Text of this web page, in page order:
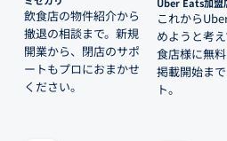
飲食店の物件紹介から
撤退の相談まで。新規
開業から、閉店のサポ
ートもプロにおまかせ
ください。
Uber Eats加盟
これから
めようと考
食店様に無料
掲載開始ま
ト。